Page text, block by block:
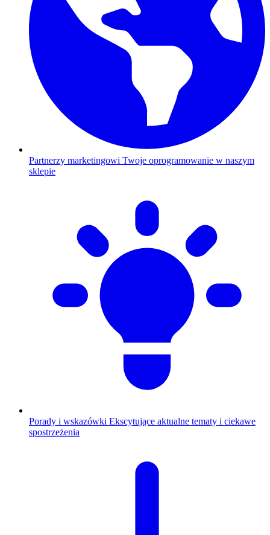
Partnerzy marketingowi Twoje oprogramowanie w naszym
sklepie
Porady i wskazówki Ekscytujące aktualne tematy i ciekawe
spostrzeżenia